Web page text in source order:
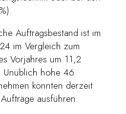
Auftragsbestand ist im
im Vergleich zum
Vorjahres um 11,2
Unüblich hohe 46
könnten derzeit
ausführen.